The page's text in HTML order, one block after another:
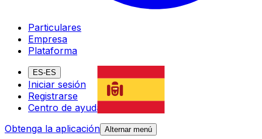
Particulares
Empresa
Plataforma
ES-ES
Iniciar sesión
Registrarse
Centro de ayuda
Obtenga la aplicación Alternar menú